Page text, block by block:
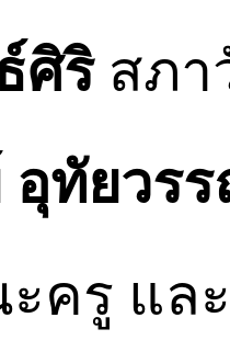
ศิริสภา
อุทัยวร
ครู แล